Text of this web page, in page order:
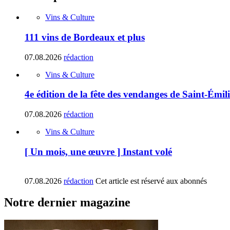
Vins & Culture
111 vins de Bordeaux et plus
07.08.2026 rédaction
Vins & Culture
4e édition de la fête des vendanges de Saint-
07.08.2026 rédaction
Vins & Culture
[ Un mois, une œuvre ] Instant volé
07.08.2026 rédaction Cet article est réservé aux abonnés
Notre dernier magazine